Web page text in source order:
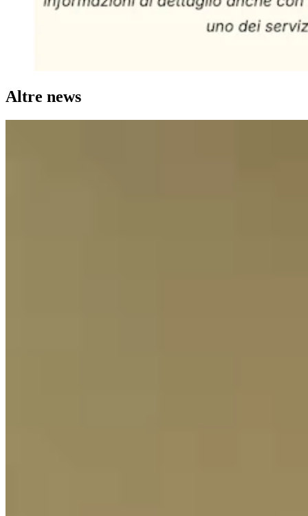
Altre news